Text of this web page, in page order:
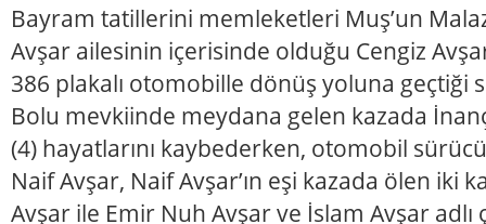
Bayram tatillerini memleketleri Muş’un
Avşar ailesinin içerisinde olduğu Cengiz
386 plakalı otomobille dönüş yoluna geçtiği
Bolu mevkiinde meydana gelen kazada
(4) hayatlarını kaybederken, otomobil
Naif Avşar, Naif Avşar’ın eşi kazada ölen iki
Avşar ile Emir Nuh Avşar ve İslam Avşar adlı